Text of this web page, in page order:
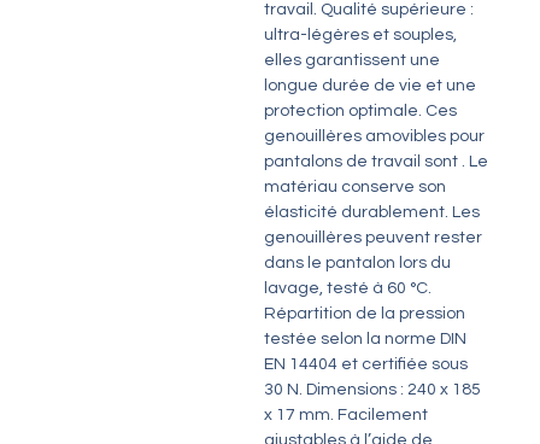
travail. Qualité supérieure :
ultra-légères et souples,
elles garantissent une
longue durée de vie et une
protection optimale. Ces
genouillères amovibles pour
pantalons de travail sont . Le
matériau conserve son
élasticité durablement. Les
genouillères peuvent rester
dans le pantalon lors du
lavage, testé à 60 °C.
Répartition de la pression
testée selon la norme DIN
EN 14404 et certifiée sous
30 N. Dimensions : 240 x 185
x 17 mm. Facilement